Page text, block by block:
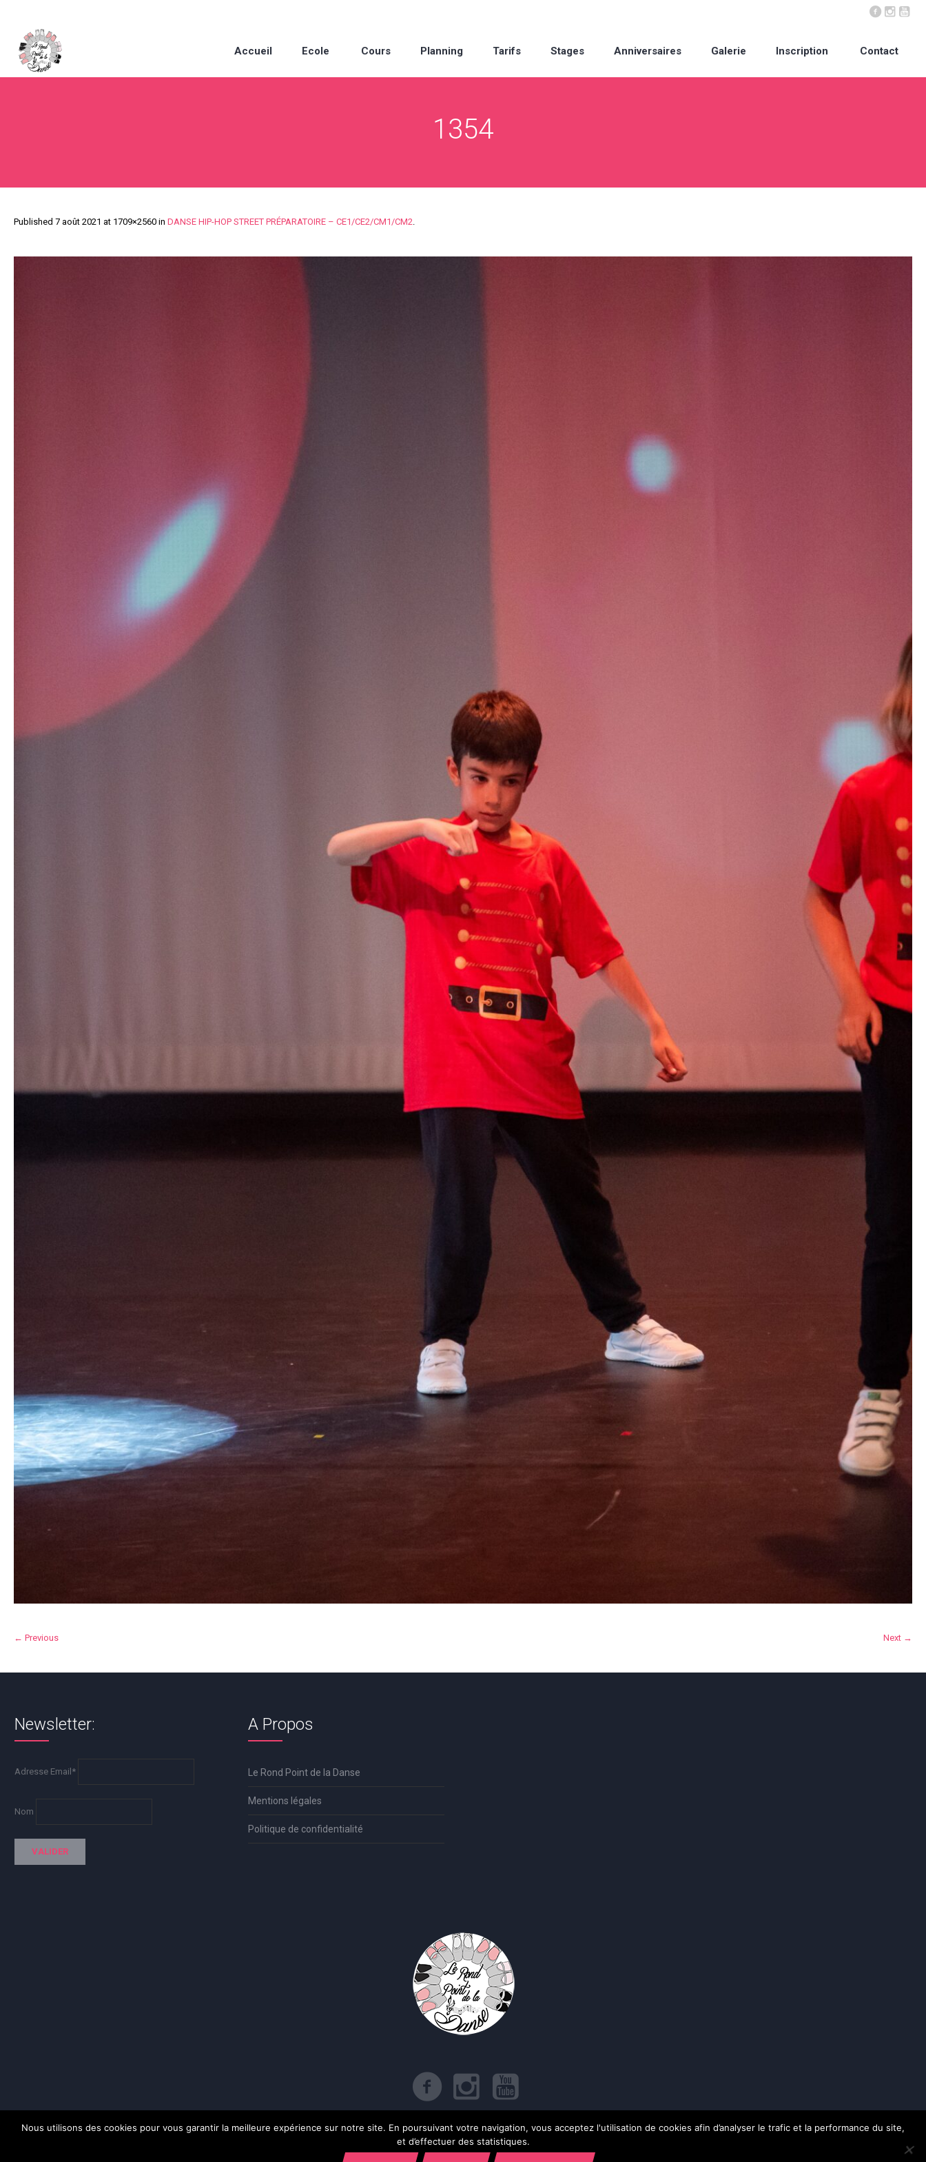
Accueil Ecole Cours Planning Tarifs Stages Anniversaires Galerie Inscription Contact
1354
Published 7 août 2021 at 1709×2560 in DANSE HIP-HOP STREET PRÉPARATOIRE – CE1/CE2/CM1/CM2.
← Previous Next →
Newsletter:
Adresse Email*
Nom
A Propos
Le Rond Point de la Danse
Mentions légales
Politique de confidentialité
Politique de confidentialité / Le Rond Point de la Danse © 2017 | Tous droits réservés
Nous utilisons des cookies pour vous garantir la meilleure expérience sur notre site. En poursuivant votre navigation, vous acceptez l'utilisation de cookies afin d’analyser le trafic et la performance du site,
et d’effectuer des statistiques.